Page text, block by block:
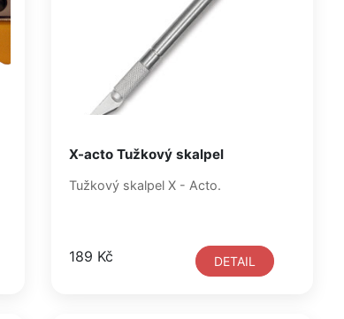
X-acto Tužkový skalpel
Tužkový skalpel X - Acto.
189 Kč DETAIL